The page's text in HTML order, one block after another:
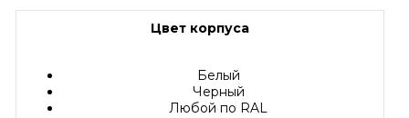
Цвет корпуса
Белый
Черный
Любой по RAL